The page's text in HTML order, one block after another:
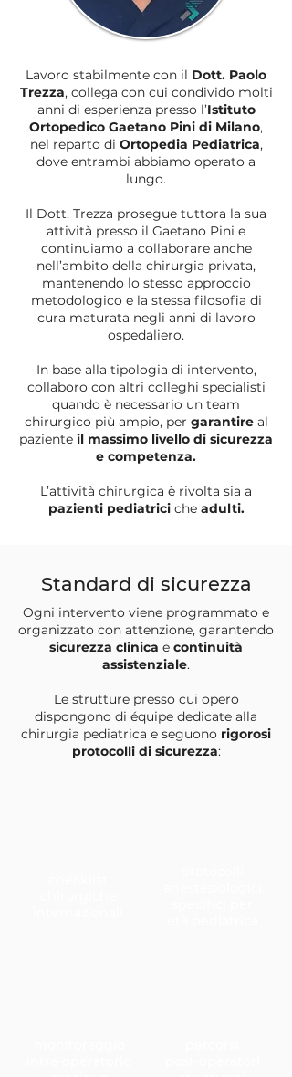
Lavoro stabilmente con il Dott. Paolo
Trezza, collega con cui condivido molti
anni di esperienza presso l’Istituto
Ortopedico Gaetano Pini di Milano,
nel reparto di Ortopedia Pediatrica,
dove entrambi abbiamo operato a
lungo.
Il Dott. Trezza prosegue tuttora la sua
attività presso il Gaetano Pini e
continuiamo a collaborare anche
nell’ambito della chirurgia privata,
mantenendo lo stesso approccio
metodologico e la stessa filosofia di
cura maturata negli anni di lavoro
ospedaliero.
In base alla tipologia di intervento,
collaboro con altri colleghi specialisti
quando è necessario un team
chirurgico più ampio, per garantireal
paziente il massimo livello di sicurezza
e competenza.
L’attività chirurgica è rivolta sia a
pazienti pediatrici cheadulti.
Standard di sicurezza
Ogni intervento viene programmato e
organizzato con attenzione, garantendo
sicurezza clinica e continuità
assistenziale.
Le strutture presso cui opero
dispongono di équipe dedicate alla
chirurgia pediatrica e seguono rigorosi
protocolli di sicurezza: